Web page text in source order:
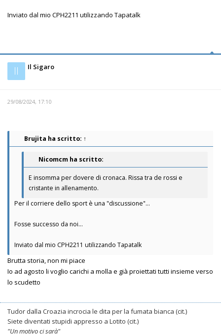
Inviato dal mio CPH2211 utilizzando Tapatalk
Il Il Sigaro
29/08/2024, 17:10
Brujita ha scritto: ↑
Nicomcm ha scritto:
E insomma per dovere di cronaca. Rissa tra de rossi e
cristante in allenamento.
Per il corriere dello sport è una "discussione"...
Fosse successo da noi...
Inviato dal mio CPH2211 utilizzando Tapatalk
Brutta storia, non mi piace
Io ad agosto li voglio carichi a molla e già proiettati tutti insieme verso
lo scudetto
Tudor dalla Croazia incrocia le dita per la fumata bianca (cit.)
Siete diventati stupidi appresso a Lotito (cit.)
"Un motivo ci sarà"